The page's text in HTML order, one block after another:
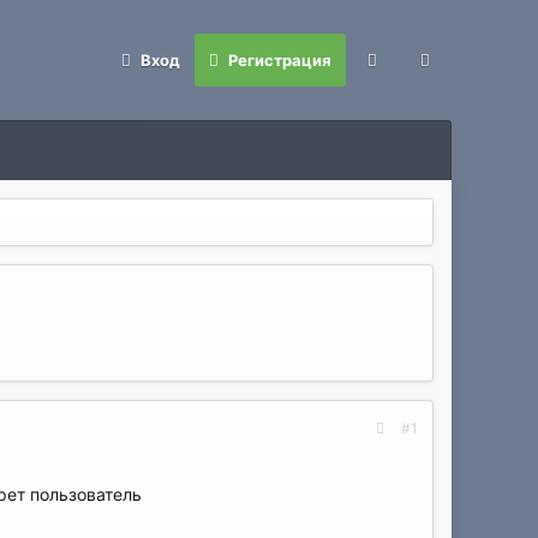
Вход Регистрация
#1
пользователь